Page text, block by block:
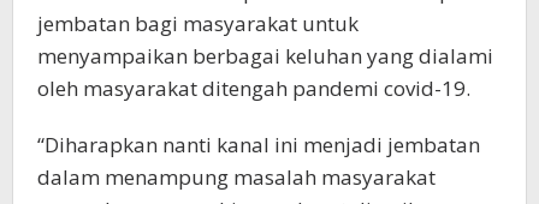
jembatan bagi masyarakat untuk
menyampaikan berbagai keluhan yang dialami
oleh masyarakat ditengah pandemi covid-19.
“Diharapkan nanti kanal ini menjadi jembatan
dalam menampung masalah masyarakat